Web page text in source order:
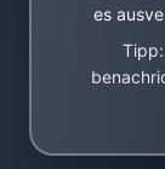
es